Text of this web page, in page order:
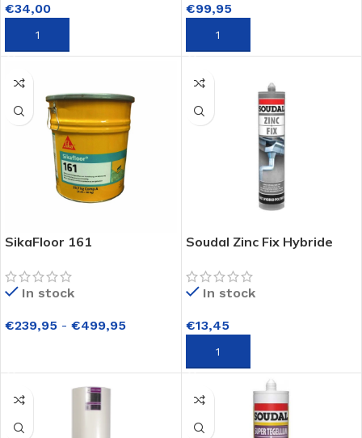
€34,00 €99,95
SikaFloor 161
In stock
€239,95 - €499,95
Soudal Zinc Fix Hybride
In stock
€13,45